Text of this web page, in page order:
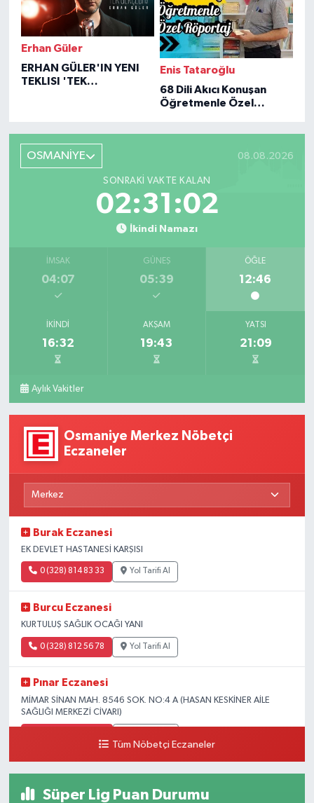
Erhan Güler
ERHAN GÜLER'IN YENI
TEKLISI 'TEK
Enis Tataroğlu
68 Dili Akıcı Konuşan
Öğretmenle Özel
OSMANİYE 08.08.2026
SONRAKI VAKTE KALAN
02:31:01
İkindi Namazı
İMSAK
04:07
GÜNEŞ
05:39
ÖĞLE
12:46
İKINDI
16:32
AKŞAM
19:43
YATSI
21:09
Aylık Vakitler
Osmaniye Merkez Nöbetçi
Eczaneler
Burak Eczanesi
EK DEVLET HASTANESİ KARŞISI
0 (328) 814 83 33 Yol Tarifi Al
Burcu Eczanesi
KURTULUŞ SAĞLIK OCAĞI YANI
0 (328) 812 56 78 Yol Tarifi Al
Pınar Eczanesi
MİMAR SİNAN MAH. 8546 SOK. NO:4 A (HASAN KESKİNER AİLE
SAĞLIĞI MERKEZİ CİVARI)
Tüm Nöbetçi Eczaneler
Süper Lig Puan Durumu